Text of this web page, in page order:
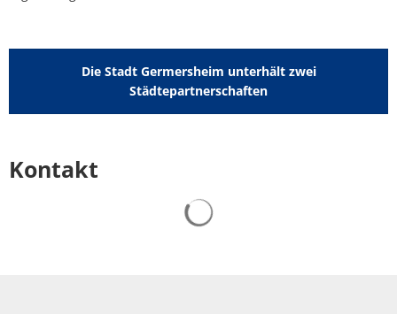
Die Stadt Germersheim unterhält zwei
Städtepartnerschaften
Kontakt